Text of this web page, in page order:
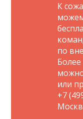
К
по
или
+7